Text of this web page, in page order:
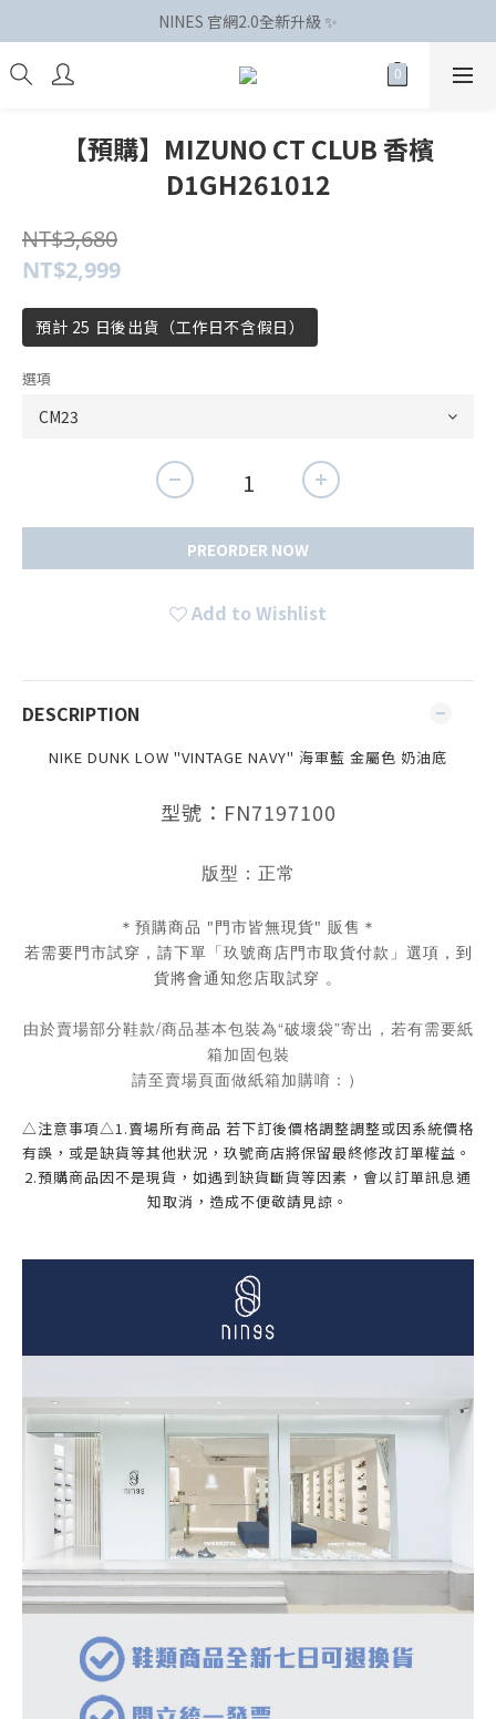
NINES 官網2.0全新升級 ✨
【預購】MIZUNO CT CLUB 香檳
D1GH261012
NT$3,680
NT$2,999
預計 25 日後出貨（工作日不含假日）
選項
PREORDER NOW
Add to Wishlist
DESCRIPTION
NIKE DUNK LOW "VINTAGE NAVY" 海軍藍 金屬色 奶油底
型號：FN7197100
版型：正常
＊預購商品 "門市皆無現貨" 販售＊
若需要門市試穿，請下單「玖號商店門市取貨付款」選項，到
貨將會通知您店取試穿 。
由於賣場部分鞋款/商品基本包裝為“破壞袋”寄出，若有需要紙
箱加固包裝
請至賣場頁面做紙箱加購唷：）
△注意事項△1.賣場所有商品 若下訂後價格調整調整或因系統價格
有誤，或是缺貨等其他狀況，玖號商店將保留最終修改訂單權益。
2.預購商品因不是現貨，如遇到缺貨斷貨等因素，會以訂單訊息通
知取消，造成不便敬請見諒。